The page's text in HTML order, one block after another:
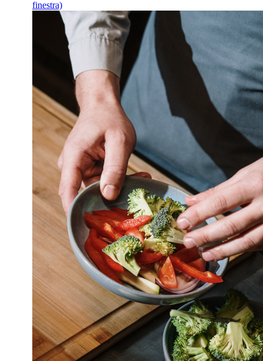
Del dimarts 6 d'octubre al
24 de novembre, de 18:00
20:00 h
Cuina De Proximitat
Aquest taller convida a
els sabors del territori a
receptes saludables,
elaborades amb productes
temporada. Les persones
participants aprendran
bàsiques de cuina,
alimentari i combinacions
equilibrades per al dia a
es treballarà el
ingredients locals i dels
proximitat. Les sessions
pràctiques i participatives,
fomentant la creativitat
l’intercanvi d’experiències.
espai per cuinar, compartir
de la gastronomia d’una
sostenible i propera.
Material necessari:
carmanyola